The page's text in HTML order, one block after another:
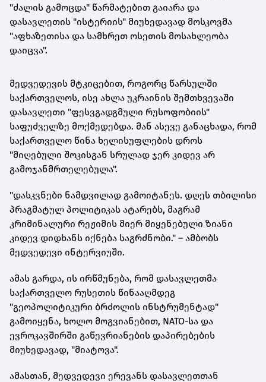
"ძალის გამოცდა" წარმატებით გაიარა და
დასავლეთის "ისტერიის" მიუხედავად მოსკოვმა
"აფხაზეთისა და სამხრეთ ოსეთის მოსახლეობა
დაიცვა".
მედვედევის მტკიცებით, როგორც წარსულში
საქართველოს, ისე ახლა უკრაინის შემთხვევაში
დასავლეთი "ფესვგადგმული რუსოფობიის"
საფუძველზე მოქმედებდა. მან ასევე განაცხადა, რომ
საქართველო წინა ხელისუფლების დროს
"მიღებული შოკისგან სრულად ჯერ კიდევ არ
გამოჯანმრთელებულა".
"დასკვნები ნამდვილად გამოიტანეს. დღეს თბილისი
პრაგმატულ პოლიტიკას ატარებს, მაგრამ
კრიმინალური რეჟიმის მიერ მიყენებული ზიანი
კიდევ დიდხანს იქნება საგრძნობი." – ამბობს
მედვედევი ინტერვიუში.
ამას გარდა, ის ირწმუნება, რომ დასავლეთმა
საქართველო რუსეთის წინააღმდეგ
"გეოპოლიტიკური ბრძოლის ინსტრუმენტად"
გამოიყენა, ხოლო მოგვიანებით, NATO-სა და
ევროკავშირში გაწევრიანების დაპირებების
მიუხედავად, "მიატოვა".
ამასთან, მედვედევი ერევანს დასავლეთთან